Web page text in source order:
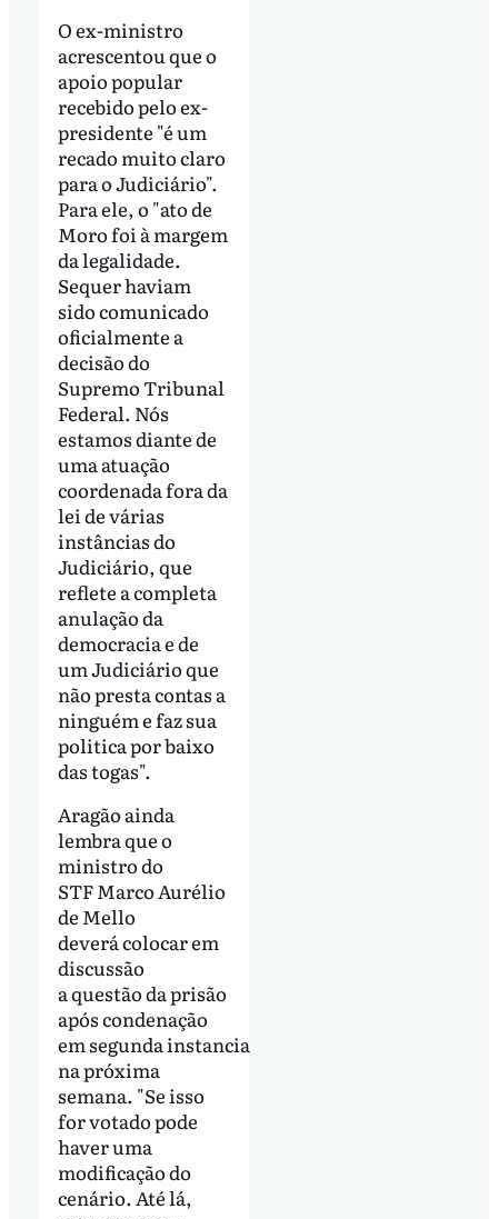
O ex-ministro
acrescentou que o
apoio popular
recebido pelo ex-
presidente "é um
recado muito claro
para o Judiciário".
Para ele, o "ato de
Moro foi à margem
da legalidade.
Sequer haviam
sido comunicado
oficialmente a
decisão do
Supremo Tribunal
Federal. Nós
estamos diante de
uma atuação
coordenada fora da
lei de várias
instâncias do
Judiciário, que
reflete a completa
anulação da
democracia e de
um Judiciário que
não presta contas a
ninguém e faz sua
politica por baixo
das togas".
Aragão ainda
lembra que o
ministro do
STF Marco Aurélio
de Mello
deverá colocar em
discussão
a questão da prisão
após condenação
em segunda instancia
na próxima
semana. "Se isso
for votado pode
haver uma
modificação do
cenário. Até lá,